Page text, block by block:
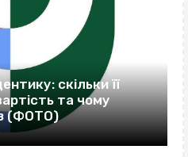
скільки її
та чому
(ФОТО)